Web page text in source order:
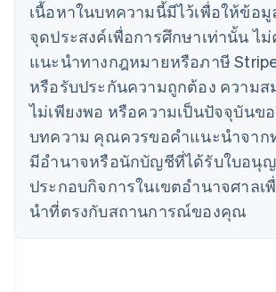
เนื้อหาในบทความนี้มีไว้เพื่อให้ข้อ
จุดประสงค์เพื่อการศึกษาเท่านั้น ไ
แนะนําทางกฎหมายหรือภาษี
หรือรับประกันความถูกต้อง ความ
ไม่เพียงพอ หรือความเป็นปัจจุบันข
บทความ คุณควรขอคําแนะนําจาก
มีอํานาจหรือนักบัญชีที่ได้รับใบอนุ
ประกอบกิจการในเขตอํานาจศาลเ
นําที่ตรงกับสถานการณ์ของคุณ
จีนแผ่นดินใหญ่
简体中文English
ไซปรัส
English
ญี่ปุ่น
日本語 English
เดนมาร์ก
English
ไทย
นอร์เวย์
English